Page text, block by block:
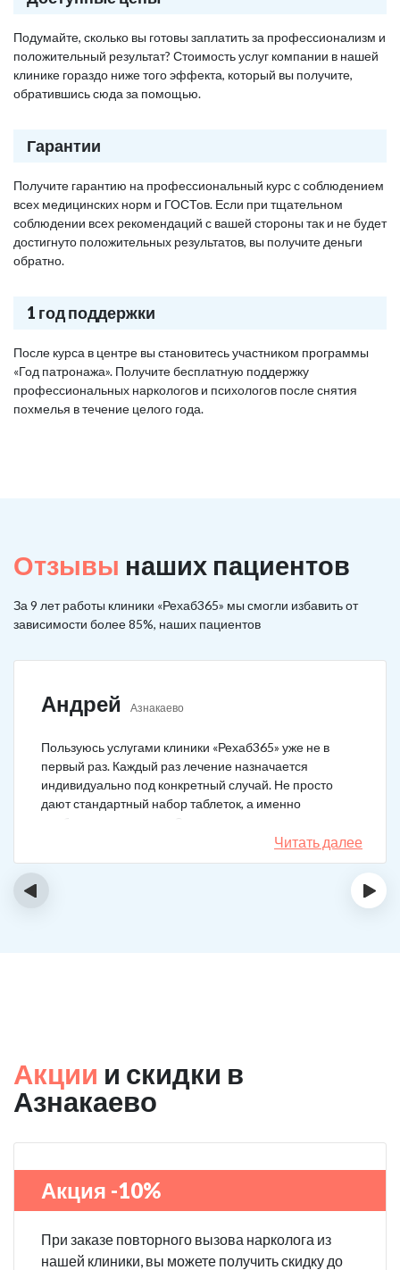
Подумайте, сколько вы готовы заплатить за профессионализм и
положительный результат? Стоимость услуг компании в нашей
клинике гораздо ниже того эффекта, который вы получите,
обратившись сюда за помощью.
Гарантии
Получите гарантию на профессиональный курс с соблюдением
всех медицинских норм и ГОСТов. Если при тщательном
соблюдении всех рекомендаций с вашей стороны так и не будет
достигнуто положительных результатов, вы получите деньги
обратно.
1 год поддержки
После курса в центре вы становитесь участником программы
«Год патронажа». Получите бесплатную поддержку
профессиональных наркологов и психологов после снятия
похмелья в течение целого года.
Отзывы наших пациентов
За 9 лет работы клиники «Рехаб365» мы смогли избавить от
зависимости более 85%, наших пациентов
Андрей Азнакаево
Пользуюсь услугами клиники «Рехаб365» уже не в
первый раз. Каждый раз лечение назначается
индивидуально под конкретный случай. Не просто
дают стандартный набор таблеток, а именно
подбирается лечение. Специально сравнил
назначения, они отличаются. Клиника делает скидку
на последующие вызовы за оставленный отзыв! Я
Читать далее
‹ ›
Акции и скидки в
Азнакаево
Акция -10%
При заказе повторного вызова нарколога из
нашей клиники, вы можете получить скидку до